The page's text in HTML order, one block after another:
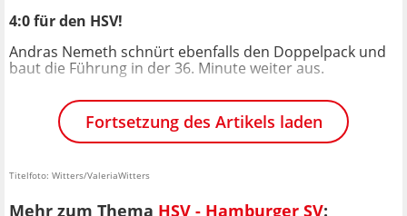
4:0 für den HSV!
Andras Nemeth schnürt ebenfalls den Doppelpack und
baut die Führung in der 36. Minute weiter aus.
Fortsetzung des Artikels laden
Titelfoto: Witters/ValeriaWitters
Mehr zum Thema HSV - Hamburger SV: